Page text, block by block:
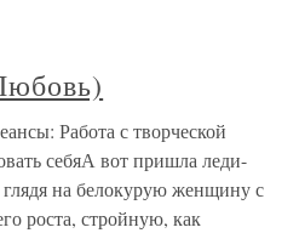
Работа с творческой
себяА вот пришла леди-
на белокурую женщину с
роста, стройную, как